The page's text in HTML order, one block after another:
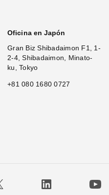
Oficina en Japón
Gran Biz Shibadaimon F1, 1-
2-4, Shibadaimon, Minato-
ku, Tokyo
+81 080 1680 0727